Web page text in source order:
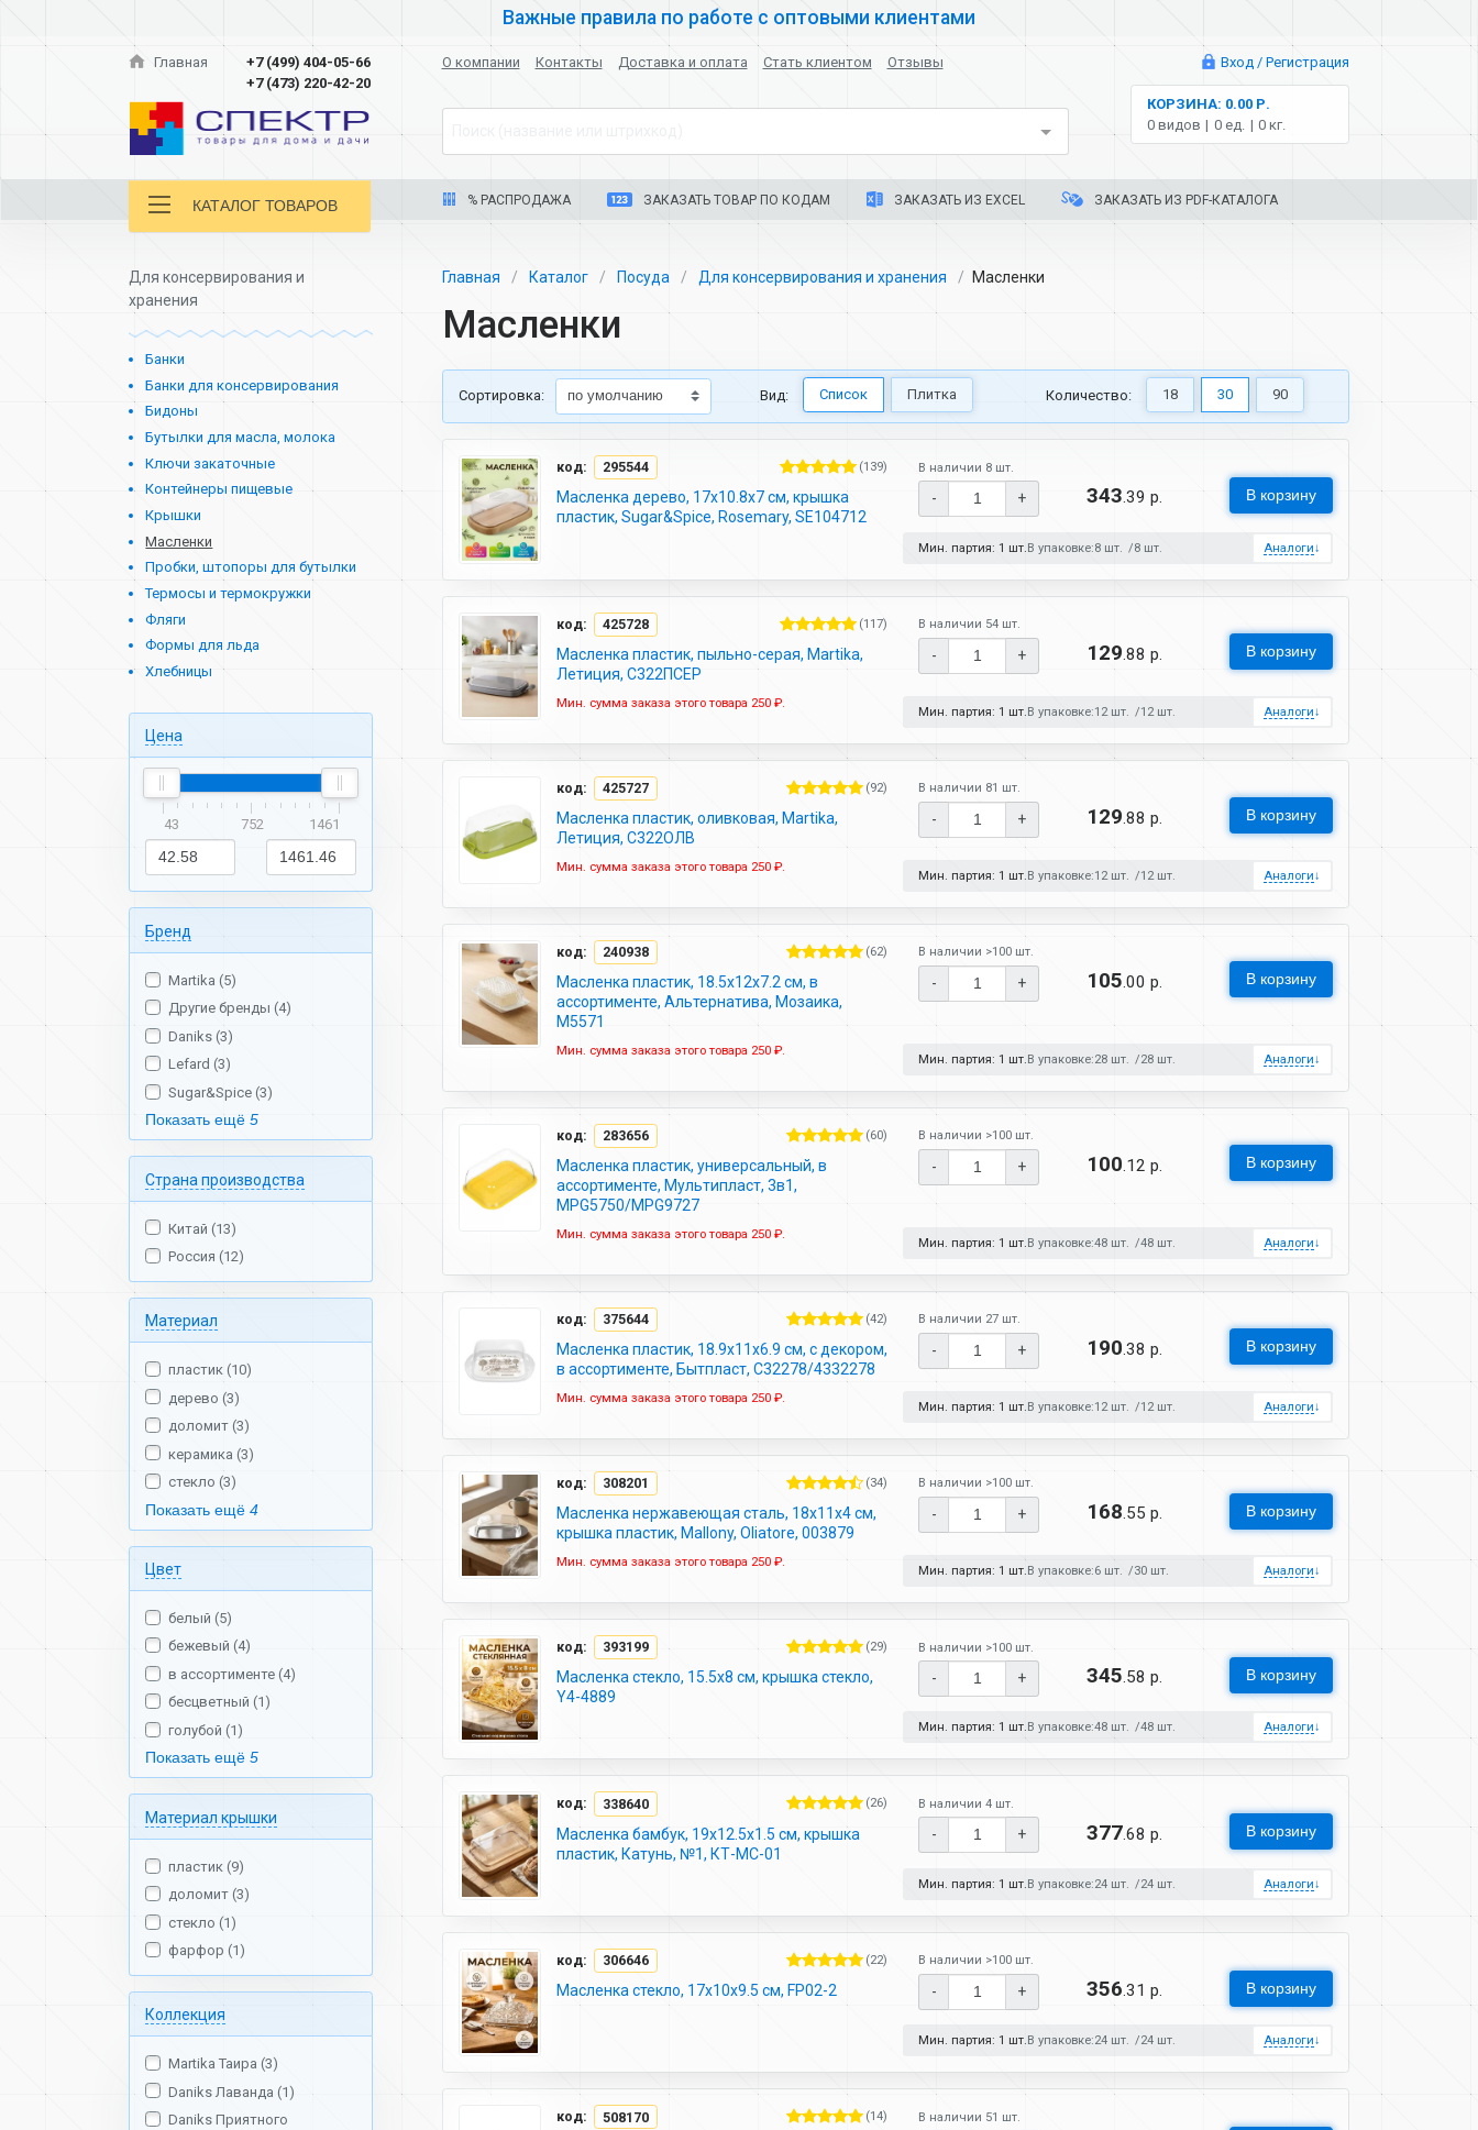
Важные правила по работе с оптовыми клиентами
Главная
+7 (499) 404-05-66
+7 (473) 220-42-20
О компании Контакты Доставка и оплата Стать клиентом Отзывы Вход / Регистрация
КОРЗИНА: 0.00 Р.
0 видов
0 ед. 0 кг.
КАТАЛОГ ТОВАРОВ % РАСПРОДАЖА ЗАКАЗАТЬ ТОВАР ПО КОДАМ ЗАКАЗАТЬ ИЗ EXCEL ЗАКАЗАТЬ ИЗ PDF-КАТАЛОГА
Для консервирования и
хранения
Банки
Банки для консервирования
Бидоны
Бутылки для масла, молока
Ключи закаточные
Контейнеры пищевые
Крышки
Масленки
Пробки, штопоры для бутылки
Термосы и термокружки
Фляги
Формы для льда
Хлебницы
Цена
43 752 1461
Бренд
Martika (5)
Другие бренды (4)
Daniks (3)
Lefard (3)
Sugar&Spice (3)
Показать ещё 5
Страна производства
Китай (13)
Россия (12)
Материал
пластик (10)
дерево (3)
доломит (3)
керамика (3)
стекло (3)
Показать ещё 4
Цвет
белый (5)
бежевый (4)
в ассортименте (4)
бесцветный (1)
голубой (1)
Показать ещё 5
Материал крышки
пластик (9)
доломит (3)
стекло (1)
фарфор (1)
Коллекция
Martika Таира (3)
Daniks Лаванда (1)
Daniks Приятного
Главная Каталог Посуда Для консервирования и хранения Масленки
Масленки
Cортировка: Вид: Список Плитка Количество: 18 30 90
код: 295544 (139)
Масленка дерево, 17х10.8х7 см, крышка
пластик, Sugar&Spice, Rosemary, SE104712
В наличии 8 шт.
- + 343.39 р. В корзину
Мин. партия: 1 шт. В упаковке:8 шт. 8 шт. Аналоги↓
код: 425728 (117)
Масленка пластик, пыльно-серая, Martika,
Летиция, С322ПСЕР
Мин. сумма заказа этого товара 250 ₽.
В наличии 54 шт.
- + 129.88 р. В корзину
Мин. партия: 1 шт.В упаковке:12 шт. 12 шт. Аналоги↓
код: 425727 (92)
Масленка пластик, оливковая, Martika,
Летиция, С322ОЛВ
Мин. сумма заказа этого товара 250 ₽.
В наличии 81 шт.
- + 129.88 р. В корзину
Мин. партия: 1 шт.В упаковке:12 шт. 12 шт. Аналоги↓
код: 240938 (62)
Масленка пластик, 18.5х12х7.2 см, в
ассортименте, Альтернатива, Мозаика,
М5571
Мин. сумма заказа этого товара 250 ₽.
В наличии >100 шт.
- + 105.00 р. В корзину
Мин. партия: 1 шт.В упаковке:28 шт. 28 шт. Аналоги↓
код: 283656 (60)
Масленка пластик, универсальный, в
ассортименте, Мультипласт, 3в1,
MPG5750/MPG9727
Мин. сумма заказа этого товара 250 ₽.
В наличии >100 шт.
- + 100.12 р. В корзину
Мин. партия: 1 шт.В упаковке:48 шт. 48 шт. Аналоги↓
код: 375644 (42)
Масленка пластик, 18.9х11х6.9 см, с декором,
в ассортименте, Бытпласт, С32278/4332278
Мин. сумма заказа этого товара 250 ₽.
В наличии 27 шт.
- + 190.38 р. В корзину
Мин. партия: 1 шт.В упаковке:12 шт. 12 шт. Аналоги↓
код: 308201 (34)
Масленка нержавеющая сталь, 18х11х4 см,
крышка пластик, Mallony, Oliatore, 003879
Мин. сумма заказа этого товара 250 ₽.
В наличии >100 шт.
- + 168.55 р. В корзину
Мин. партия: 1 шт.В упаковке:6 шт. 30 шт. Аналоги↓
код: 393199 (29)
Масленка стекло, 15.5х8 см, крышка стекло,
Y4-4889
В наличии >100 шт.
- + 345.58 р. В корзину
Мин. партия: 1 шт. В упаковке:48 шт. 48 шт. Аналоги↓
код: 338640 (26)
Масленка бамбук, 19х12.5х1.5 см, крышка
пластик, Катунь, №1, КТ-МС-01
В наличии 4 шт.
- + 377.68 р. В корзину
Мин. партия: 1 шт.В упаковке:24 шт. 24 шт. Аналоги↓
код: 306646 (22)
Масленка стекло, 17х10х9.5 см, FP02-2
В наличии >100 шт.
- + 356.31 р. В корзину
Мин. партия: 1 шт. В упаковке:24 шт. 24 шт. Аналоги↓
код: 508170 (14) В наличии 51 шт.